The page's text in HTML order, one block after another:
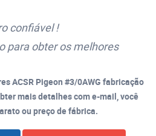
confiável !
para obter os melhores
ACSR Pigeon #3/0AWG fabricação
mais detalhes com e-mail, você
ou preço de fábrica.